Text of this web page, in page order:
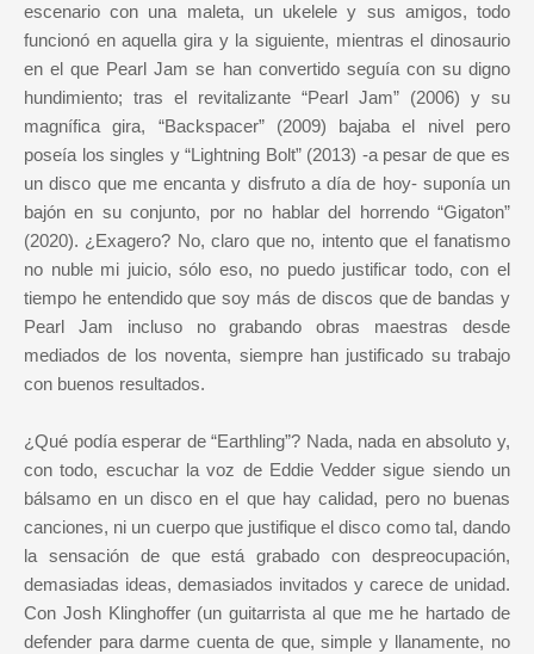
escenario con una maleta, un ukelele y sus amigos, todo
funcionó en aquella gira y la siguiente, mientras el dinosaurio
en el que Pearl Jam se han convertido seguía con su digno
hundimiento; tras el revitalizante “Pearl Jam” (2006) y su
magnífica gira, “Backspacer” (2009) bajaba el nivel pero
poseía los singles y “Lightning Bolt” (2013) -a pesar de que es
un disco que me encanta y disfruto a día de hoy- suponía un
bajón en su conjunto, por no hablar del horrendo “Gigaton”
(2020). ¿Exagero? No, claro que no, intento que el fanatismo
no nuble mi juicio, sólo eso, no puedo justificar todo, con el
tiempo he entendido que soy más de discos que de bandas y
Pearl Jam incluso no grabando obras maestras desde
mediados de los noventa, siempre han justificado su trabajo
con buenos resultados.
¿Qué podía esperar de “Earthling”? Nada, nada en absoluto y,
con todo, escuchar la voz de Eddie Vedder sigue siendo un
bálsamo en un disco en el que hay calidad, pero no buenas
canciones, ni un cuerpo que justifique el disco como tal, dando
la sensación de que está grabado con despreocupación,
demasiadas ideas, demasiados invitados y carece de unidad.
Con Josh Klinghoffer (un guitarrista al que me he hartado de
defender para darme cuenta de que, simple y llanamente, no